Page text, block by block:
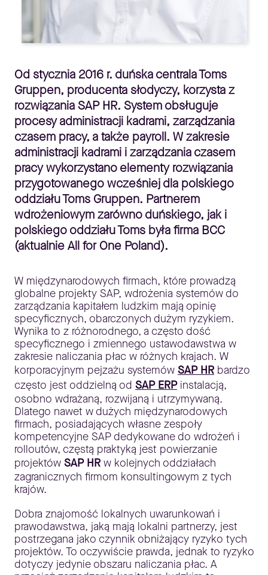
Od stycznia 2016 r. duńska centrala Toms
Gruppen, producenta słodyczy, korzysta z
rozwiązania SAP HR. System obsługuje
procesy administracji kadrami, zarządzania
czasem pracy, a także payroll. W zakresie
administracji kadrami i zarządzania czasem
pracy wykorzystano elementy rozwiązania
przygotowanego wcześniej dla polskiego
oddziału Toms Gruppen. Partnerem
wdrożeniowym zarówno duńskiego, jak i
polskiego oddziału Toms była firma BCC
(aktualnie All for One Poland).
W międzynarodowych firmach, które prowadzą
globalne projekty SAP, wdrożenia systemów do
zarządzania kapitałem ludzkim mają opinię
specyficznych, obarczonych dużym ryzykiem.
Wynika to z różnorodnego, a często dość
specyficznego i zmiennego ustawodawstwa w
zakresie naliczania płac w różnych krajach. W
korporacyjnym pejzażu systemów SAP HR bardzo
często jest oddzielną od SAP ERPinstalacją,
osobno wdrażaną, rozwijaną i utrzymywaną.
Dlatego nawet w dużych międzynarodowych
firmach, posiadających własne zespoły
kompetencyjne SAP dedykowane do wdrożeń i
rolloutów, częstą praktyką jest powierzanie
projektów SAP HR w kolejnych oddziałach
zagranicznych firmom konsultingowym z tych
krajów.
Dobra znajomość lokalnych uwarunkowań i
prawodawstwa, jaką mają lokalni partnerzy, jest
postrzegana jako czynnik obniżający ryzyko tych
projektów. To oczywiście prawda, jednak to ryzyko
dotyczy jedynie obszaru naliczania płac. A